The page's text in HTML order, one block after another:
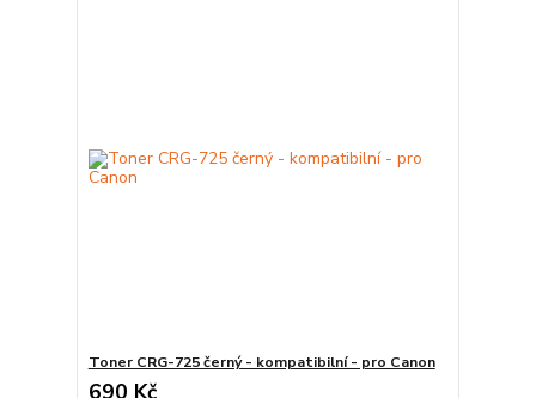
Toner CRG-725 černý - kompatibilní - pro Canon
690 Kč